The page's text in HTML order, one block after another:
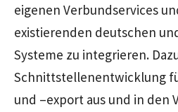
eigenen Verbundservices
existierenden deutschen
Systeme zu integrieren.
Schnittstellenentwicklung
und –export aus und in den